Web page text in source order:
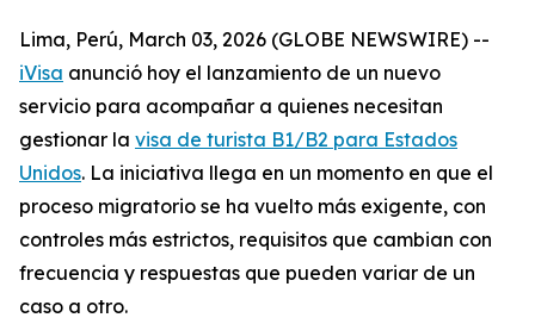
Lima, Perú, March 03, 2026 (GLOBE NEWSWIRE) --
iVisa anunció hoy el lanzamiento de un nuevo
servicio para acompañar a quienes necesitan
gestionar la visa de turista B1/B2 para Estados
Unidos. La iniciativa llega en un momento en que el
proceso migratorio se ha vuelto más exigente, con
controles más estrictos, requisitos que cambian con
frecuencia y respuestas que pueden variar de un
caso a otro.